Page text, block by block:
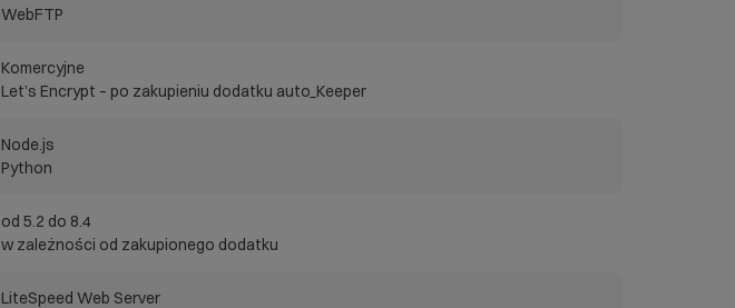
WebFTP
Komercyjne
Let’s Encrypt – po zakupieniu dodatku auto_Keeper
Node.js
Python
od 5.2 do 8.4
w zależności od zakupionego dodatku
LiteSpeed Web Server